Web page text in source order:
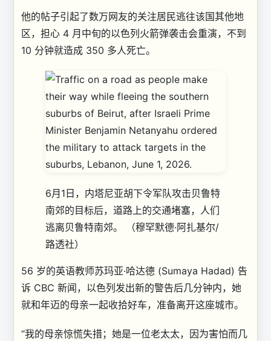
他的帖子引起了数万网友的关注居民逃往该国其他地
区，担心 4 月中旬的以色列火箭弹袭击会重演，不到
10 分钟就造成 350 多人死亡。
6月1日，内塔尼亚胡下令军队攻击贝鲁特
南郊的目标后，道路上的交通堵塞，人们
逃离贝鲁特南郊。
（穆罕默德·阿扎基尔/
路透社）
56 岁的英语教师苏玛亚·哈达德 (Sumaya Hadad) 告
诉 CBC 新闻，以色列发出新的警告后几分钟内，她
就和年迈的母亲一起收拾好车，准备离开这座城市。
“我的母亲惊慌失措；她是一位老太太，因为害怕而几